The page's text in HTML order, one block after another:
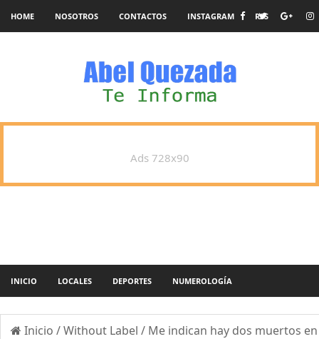
HOME NOSOTROS CONTACTOS INSTAGRAM RSS
Ads 728x90
INICIO LOCALES DEPORTES NUMEROLOGÍA
Inicio /Without Label / Me indican hay dos muertos en